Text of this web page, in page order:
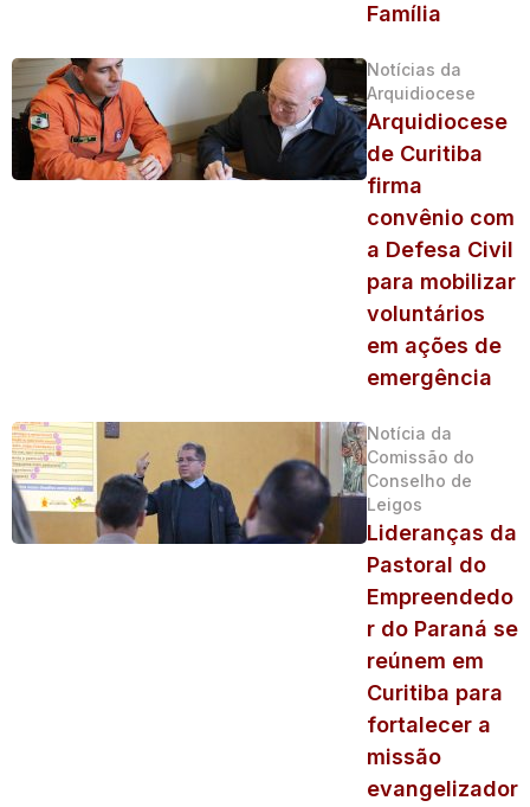
Família
Notícias da
Arquidiocese
Arquidiocese
de Curitiba
firma
convênio com
a Defesa Civil
para mobilizar
voluntários
em ações de
emergência
Notícia da
Comissão do
Conselho de
Leigos
Lideranças da
Pastoral do
Empreendedo
r do Paraná se
reúnem em
Curitiba para
fortalecer a
missão
evangelizador